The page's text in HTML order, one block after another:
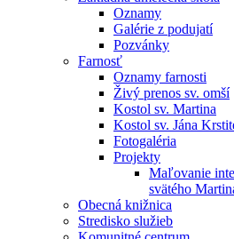
Oznamy
Galérie z podujatí
Pozvánky
Farnosť
Oznamy farnosti
Živý prenos sv. omší
Kostol sv. Martina
Kostol sv. Jána
Fotogaléria
Projekty
Maľovanie
svätého
Obecná knižnica
Stredisko služieb